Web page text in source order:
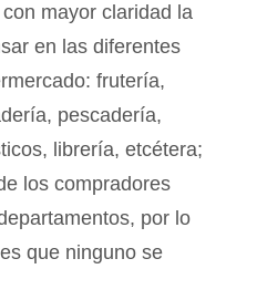
mayor claridad la
en las diferentes
frutería,
pescadería,
librería, etcétera;
los compradores
por lo
que ninguno se